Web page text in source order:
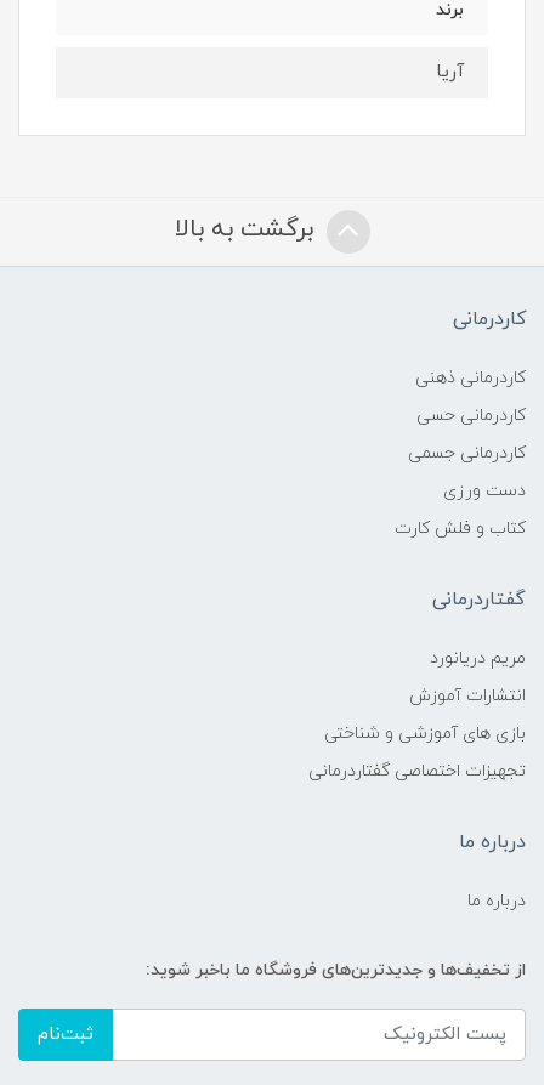
برند
آریا
برگشت به بالا
کاردرمانی
کاردرمانی ذهنی
کاردرمانی حسی
کاردرمانی جسمی
دست ورزی
کتاب و فلش کارت
گفتاردرمانی
مریم دریانورد
انتشارات آموزش
بازی های آموزشی و شناختی
تجهیزات اختصاصی گفتاردرمانی
درباره ما
درباره ما
از تخفیف‌ها و جدیدترین‌های فروشگاه ما باخبر شوید:
ثبت‌نام